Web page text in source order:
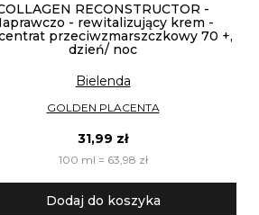
RECONSTRUCTOR -
- rewitalizujący krem -
przeciwzmarszczkowy 70 +,
dzień/ noc
Bielenda
GOLDEN PLACENTA
31,99 zł
100 ml = 63,98 zł
Dodaj do koszyka